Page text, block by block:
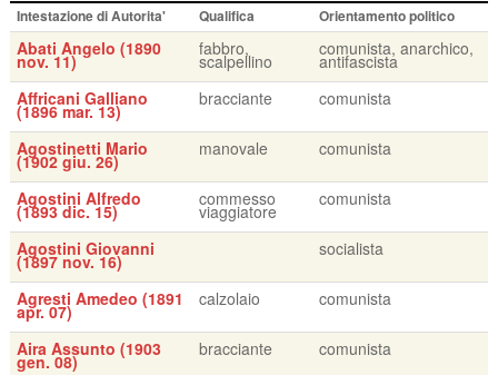
Intestazione di Autorita' Qualifica Orientamento politico
Abati Angelo (1890
nov. 11)
fabbro,
scalpellino
comunista, anarchico,
antifascista
Affricani Galliano
(1896 mar. 13)
bracciante comunista
Agostinetti Mario
(1902 giu. 26)
manovale comunista
Agostini Alfredo
(1893 dic. 15)
commesso
viaggiatore
comunista
Agostini Giovanni
(1897 nov. 16)
socialista
Agresti Amedeo (1891
apr. 07)
calzolaio comunista
Aira Assunto (1903
gen. 08)
bracciante comunista